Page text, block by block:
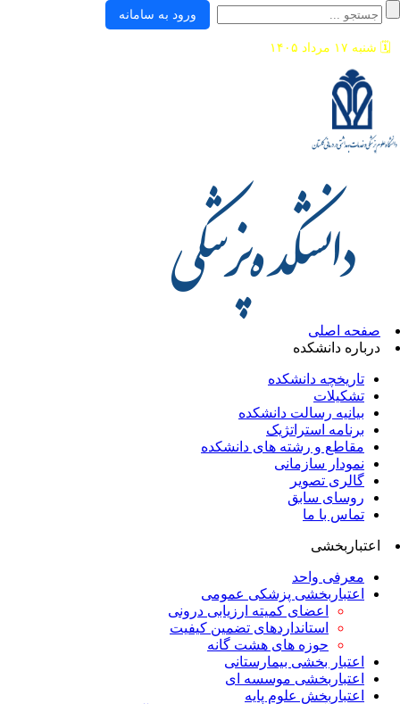
ورود به سامانه
🗓️شنبه ۱۷ مرداد ۱۴۰۵
صفحه اصلی
درباره دانشکده
تاریخچه دانشکده
تشکیلات
بیانیه رسالت دانشکده
برنامه استراتژیک
مقاطع و رشته های دانشکده
نمودار سازمانی
گالری تصویر
روسای سابق
تماس با ما
اعتباربخشی
معرفی واحد
اعتباربخشی پزشکی عمومی
اعضای کمیته ارزیابی درونی
استانداردهای تضمین کیفیت
حوزه های هشت گانه
اعتبار بخشی بیمارستانی
اعتباربخشی موسسه ای
اعتباربخش علوم پایه